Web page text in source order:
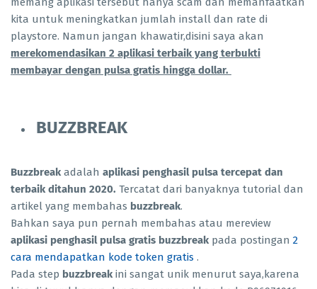
kita untuk meningkatkan jumlah install dan rate di
playstore. Namun jangan khawatir,disini saya akan
merekomendasikan 2 aplikasi terbaik yang terbukti
membayar dengan pulsa gratis hingga dollar.
BUZZBREAK
Buzzbreakadalah aplikasi penghasil pulsa tercepat dan
terbaik ditahun 2020. Tercatat dari banyaknya tutorial dan
artikel yang membahas buzzbreak.
Bahkan saya pun pernah membahas atau mereview
aplikasi penghasil pulsa gratis buzzbreakpada postingan 2
cara mendapatkan kode token gratis .
Pada step buzzbreakini sangat unik menurut saya,karena